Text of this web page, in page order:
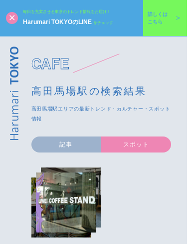
毎日を充実させる東京のトレンド情報をお届け！
Harumari TOKYOのLINE をチェック
詳しくは
こちら
CAFE
高田馬場駅の検索結果
高田馬場駅エリアの最新トレンド・カルチャー・スポット
情報
記事 スポット